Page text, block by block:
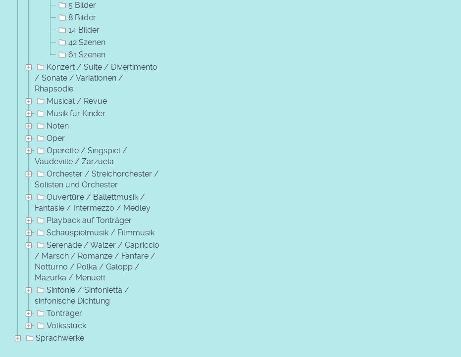
5 Bilder
8 Bilder
14 Bilder
42 Szenen
61 Szenen
Konzert / Suite / Divertimento
/ Sonate / Variationen /
Rhapsodie
Musical / Revue
Musik für Kinder
Noten
Oper
Operette / Singspiel /
Vaudeville / Zarzuela
Orchester / Streichorchester /
Solisten und Orchester
Ouvertüre / Ballettmusik /
Fantasie / Intermezzo / Medley
Playback auf Tonträger
Schauspielmusik / Filmmusik
Serenade / Walzer / Capriccio
/ Marsch / Romanze / Fanfare /
Notturno / Polka / Galopp /
Mazurka / Menuett
Sinfonie / Sinfonietta /
sinfonische Dichtung
Tonträger
Volksstück
Sprachwerke